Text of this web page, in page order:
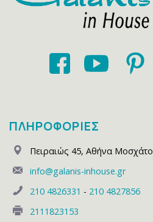
ΠΛΗΡΟΦΟΡΙΕΣ
Πειραιώς 45, Αθήνα Μοσχάτο
info@galanis-inhouse.gr
210 4826331 - 210 4827856
2111823153